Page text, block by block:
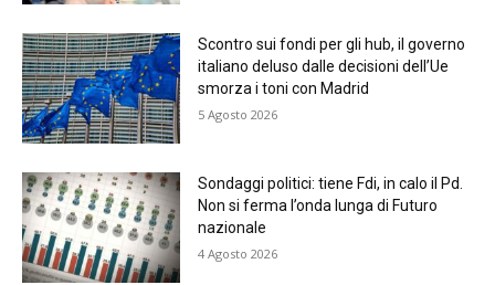
Scontro sui fondi per gli hub, il governo
italiano deluso dalle decisioni dell’Ue
smorza i toni con Madrid
5 Agosto 2026
Sondaggi politici: tiene Fdi, in calo il Pd.
Non si ferma l’onda lunga di Futuro
nazionale
4 Agosto 2026